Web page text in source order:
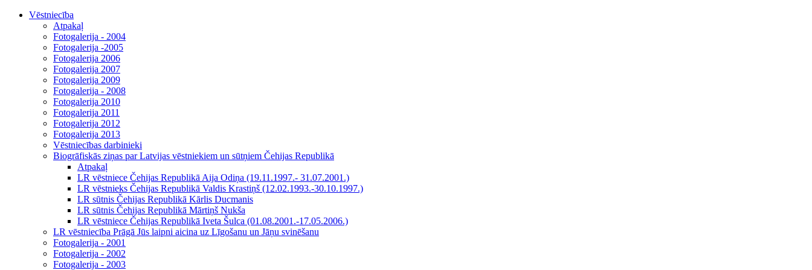
Vēstniecība
Atpakaļ
Fotogalerija - 2004
Fotogalerija -2005
Fotogalerija 2006
Fotogalerija 2007
Fotogalerija 2009
Fotogalerija - 2008
Fotogalerija 2010
Fotogalerija 2011
Fotogalerija 2012
Fotogalerija 2013
Vēstniecības darbinieki
Biogrāfiskās ziņas par Latvijas vēstniekiem un sūtņiem Čehijas Republikā
Atpakaļ
LR vēstniece Čehijas Republikā Aija Odiņa (19.11.1997.- 31.07.2001.)
LR vēstnieks Čehijas Republikā Valdis Krastiņš (12.02.1993.-30.10.1997.)
LR sūtnis Čehijas Republikā Kārlis Ducmanis
LR sūtnis Čehijas Republikā Mārtiņš Nukša
LR vēstniece Čehijas Republikā Iveta Šulca (01.08.2001.-17.05.2006.)
LR vēstniecība Prāgā Jūs laipni aicina uz Līgošanu un Jāņu svinēšanu
Fotogalerija - 2001
Fotogalerija - 2002
Fotogalerija - 2003